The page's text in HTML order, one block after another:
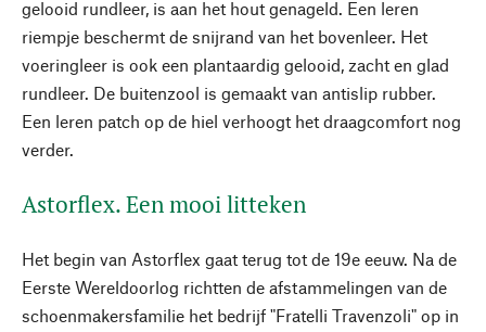
gelooid rundleer, is aan het hout genageld. Een leren
riempje beschermt de snijrand van het bovenleer. Het
voeringleer is ook een plantaardig gelooid, zacht en glad
rundleer. De buitenzool is gemaakt van antislip rubber.
Een leren patch op de hiel verhoogt het draagcomfort nog
verder.
Astorflex. Een mooi litteken
Het begin van Astorflex gaat terug tot de 19e eeuw. Na de
Eerste Wereldoorlog richtten de afstammelingen van de
schoenmakersfamilie het bedrijf "Fratelli Travenzoli" op in